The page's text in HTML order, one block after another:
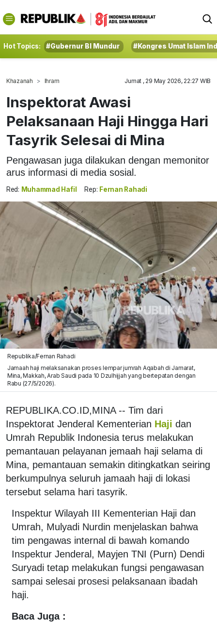
Hot Topics: #Gubernur BI Mundur #Kongres Umat Islam
Khazanah Ihram Jumat , 29 May 2026, 22:27 WIB
Inspektorat Awasi
Pelaksanaan Haji Hingga Hari
Tasyrik Selesai di Mina
Pengawasan juga dilakukan dengan memonitor
arus informasi di media sosial.
Red: Muhammad Hafil Rep: Fernan Rahadi
Republika/Fernan Rahadi
Jamaah haji melaksanakan proses lempar jumrah Aqabah di Jamarat,
Mina, Makkah, Arab Saudi pada 10 Dzulhijjah yang bertepatan dengan
Rabu (27/5/2026).
REPUBLIKA.CO.ID,MINA -- Tim dari
Inspektorat Jenderal Kementerian Haji dan
Umrah Republik Indonesia terus melakukan
pemantauan pelayanan jemaah haji selama di
Mina, pemantauan semakin ditingkatkan seiring
berkumpulnya seluruh jamaah haji di lokasi
tersebut selama hari tasyrik.
Inspektur Wilayah III Kementerian Haji dan
Umrah, Mulyadi Nurdin menjelaskan bahwa
tim pengawas internal di bawah komando
Inspektur Jenderal, Mayjen TNI (Purn) Dendi
Suryadi tetap melakukan fungsi pengawasan
sampai selesai prosesi pelaksanaan ibadah
haji.
Baca Juga :